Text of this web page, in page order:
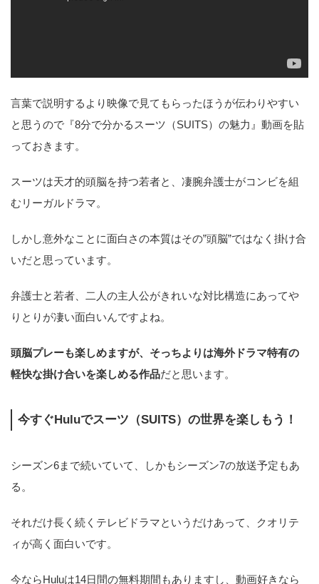
言葉で説明するより映像で見てもらったほうが伝わりやすい
と思うので『8分で分かるスーツ（SUITS）の魅力』動画を貼
っておきます。
スーツは天才的頭脳を持つ若者と、凄腕弁護士がコンビを組
むリーガルドラマ。
しかし意外なことに面白さの本質はその”頭脳”ではなく掛け合
いだと思っています。
弁護士と若者、二人の主人公がきれいな対比構造にあってや
りとりが凄い面白いんですよね。
頭脳プレーも楽しめますが、そっちよりは海外ドラマ特有の
軽快な掛け合いを楽しめる作品だと思います。
今すぐHuluでスーツ（SUITS）の世界を楽しもう！
シーズン6まで続いていて、しかもシーズン7の放送予定もあ
る。
それだけ長く続くテレビドラマというだけあって、クオリテ
ィが高く面白いです。
今ならHuluは14日間の無料期間もありますし、動画好きなら